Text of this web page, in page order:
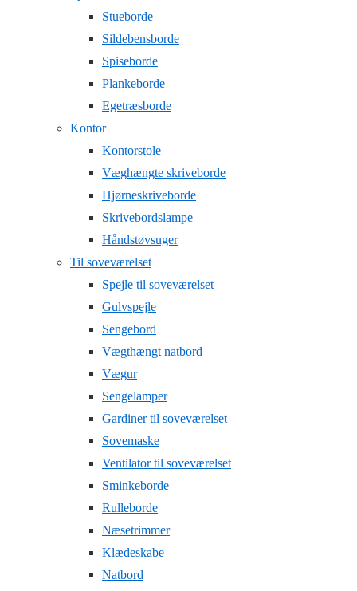
Stueborde
Sildebensborde
Spiseborde
Plankeborde
Egetræsborde
Kontor
Kontorstole
Væghængte skriveborde
Hjørneskriveborde
Skrivebordslampe
Håndstøvsuger
Til soveværelset
Spejle til soveværelset
Gulvspejle
Sengebord
Vægthængt natbord
Vægur
Sengelamper
Gardiner til soveværelset
Sovemaske
Ventilator til soveværelset
Sminkeborde
Rulleborde
Næsetrimmer
Klædeskabe
Natbord